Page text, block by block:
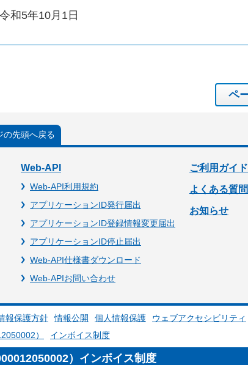
令和5年10月1日
ペ
の先頭へ戻る
Web-API
Web-API利用規約
アプリケーションID発行届出
アプリケーションID登録情報変更届出
アプリケーションID停止届出
Web-API仕様書ダウンロード
Web-APIお問い合わせ
ご利用ガイド
よくある質問
お知らせ
報保護方針 情報公開 個人情報保護
ウェブアクセシビリティ
）
インボイス制度
）インボイス制度